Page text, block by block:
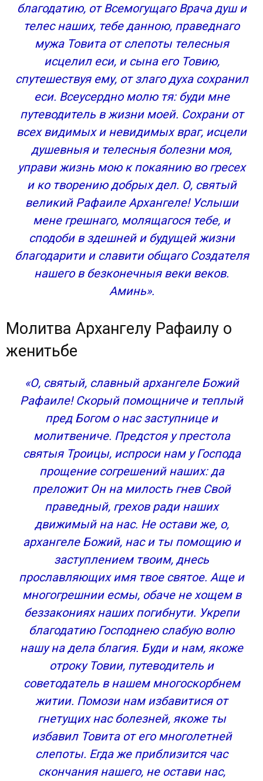
Молитва об исцелении Архангелу Рафаилу
Молитва архангелу Рафаилу о сильной защите
Молитва на среду архангелу Рафаилу
Молитва архангелу Рафаилу о замужестве
Молитва архангелу Рафаилу о хорошей работе
благодатию, от Всемогущаго Врача душ и
телес наших, тебе данною, праведнаго
мужа Товита от слепоты телесныя
исцелил еси, и сына его Товию,
спутешествуя ему, от злаго духа сохранил
еси. Всеусердно молю тя: буди мне
путеводитель в жизни моей. Cохрани от
всех видимых и невидимых враг, исцели
душевныя и телесныя болезни моя,
управи жизнь мою к покаянию во гресех
и ко творению добрых дел. О, святый
великий Рафаиле Архангеле! Услыши
мене грешнаго, молящагося тебе, и
сподоби в здешней и будущей жизни
благодарити и славити общаго Создателя
нашего в безконечныя веки веков.
Аминь».
Молитва Архангелу Рафаилу о
женитьбе
«О, святый, славный архангеле Божий
Рафаиле! Скорый помощниче и теплый
пред Богом о нас заступнице и
молитвениче. Предстоя у престола
святыя Троицы, испроси нам у Господа
прощение согрешений наших: да
преложит Он на милость гнев Свой
праведный, грехов ради наших
движимый на нас. Не остави же, о,
архангеле Божий, нас и ты помощию и
заступлением твоим, днесь
прославляющих имя твое святое. Аще и
многогрешнии есмы, обаче не хощем в
беззакониях наших погибнути. Укрепи
благодатию Господнею слабую волю
нашу на дела благия. Буди и нам, якоже
отроку Товии, путеводитель и
советодатель в нашем многоскорбнем
житии. Помози нам избавитися от
гнетущих нас болезней, якоже ты
избавил Товита от его многолетней
слепоты. Егда же приблизится час
скончания нашего, не остави нас,